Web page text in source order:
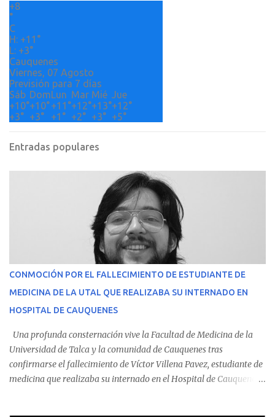
i
s
+8
°
C
H: +11°
L: +3°
Cauquenes
Viernes, 07 Agosto
Previsión para 7 días
Sáb DomLun Mar Mié Jue
+10°+10°+11°+12°+13°+12°
+3° +3° +1° +2° +3° +5°
Entradas populares
CONMOCIÓN POR EL FALLECIMIENTO DE ESTUDIANTE DE
MEDICINA DE LA UTAL QUE REALIZABA SU INTERNADO EN
HOSPITAL DE CAUQUENES
Una profunda consternación vive la Facultad de Medicina de la
Universidad de Talca y la comunidad de Cauquenes tras
confirmarse el fallecimiento de Víctor Villena Pavez, estudiante de
medicina que realizaba su internado en el Hospital de Cauquenes.